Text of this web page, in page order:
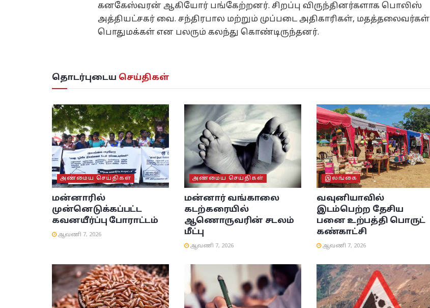
கனகேஸ்வரன் ஆகியோர் பங்கேற்றனர். சிறப்பு விருந்தினர்களாக பொலிஸ்
அத்தியட்சகர் வை. சந்திரபால மற்றும் முப்படை அதிகாரிகள், மதத்தலைவர்கள்
பொதுமக்கள் என பலரும் கலந்து கொண்டிருந்தனர்.
தொடர்புடைய செய்திகள்
அண்மைய செய்திகள்
மன்னாரில்
முன்னெடுக்கப்பட்ட
கவனயீர்ப்பு போராட்டம்
ஆவணி 7, 2026
அண்மைய செய்திகள்
மன்னார் வங்காலை
கடற்கரையில்
ஆணொருவரின் சடலம்
மீட்பு
ஆவணி 7, 2026
இலங்கை
வவுனியாவில்
இடம்பெற்ற தேசிய
பனை உற்பத்தி பொருட்
கண்காட்சி
ஆவணி 7, 2026